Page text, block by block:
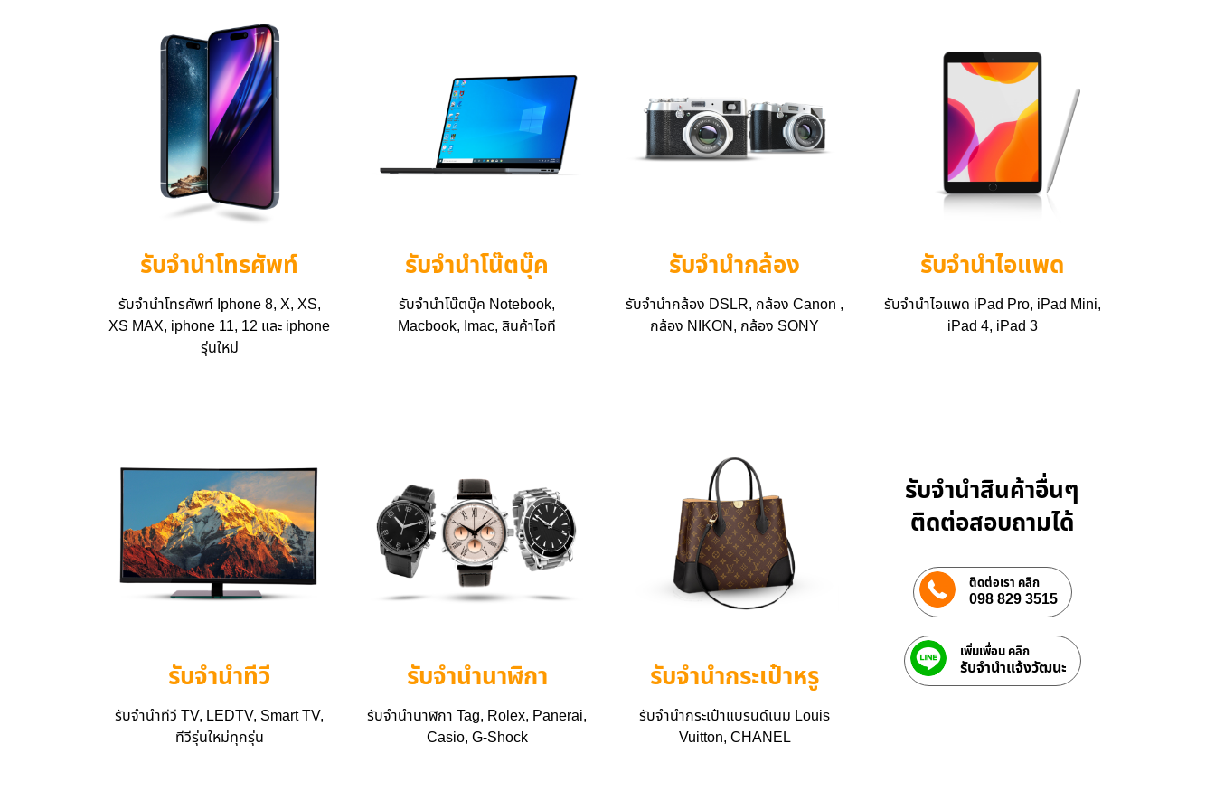
รับจำนำโทรศัพท์
รับจำนำโทรศัพท์ Iphone 8, X, XS,
XS MAX, iphone 11, 12 และ iphone
รุ่นใหม่
รับจำนำโน๊ตบุ๊ค
รับจำนำโน๊ตบุ๊ค Notebook,
Macbook, Imac, สินค้าไอที
รับจำนำกล้อง
รับจำนำกล้อง DSLR, กล้อง Canon ,
กล้อง NIKON, กล้อง SONY
รับจำนำไอแพด
รับจำนำไอแพด iPad Pro, iPad Mini,
iPad 4, iPad 3
รับจำนำทีวี
รับจำนำทีวี TV, LEDTV, Smart TV,
ทีวีรุ่นใหม่ทุกรุ่น
รับจำนำนาฬิกา
รับจำนำนาฬิกา Tag, Rolex, Panerai,
Casio, G-Shock
รับจำนำกระเป๋าหรู
รับจำนำกระเป๋าแบรนด์เนม Louis
Vuitton, CHANEL
รับจำนำสินค้าอื่นๆ
ติดต่อสอบถามได้
ติดต่อเรา คลิก
098 829 3515
เพิ่มเพื่อน คลิก
รับจํานําแจ้งวัฒนะ